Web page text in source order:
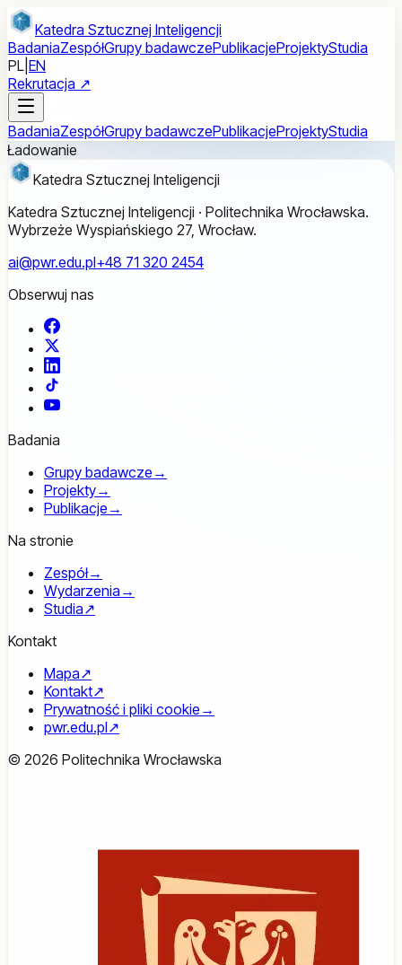
Przejdź do treści głównej
Katedra Sztucznej Inteligencji
BadaniaZespółGrupy badawczePublikacjeProjektyStudia
PL EN
Rekrutacja ↗
BadaniaZespółGrupy badawczePublikacjeProjektyStudia
Ładowanie
Katedra Sztucznej Inteligencji
Katedra Sztucznej Inteligencji · Politechnika Wrocławska.
Wybrzeże Wyspiańskiego 27, Wrocław.
ai@pwr.edu.pl+48 71 320 2454
Obserwuj nas
Facebook
YouTube
Badania
Grupy badawcze →
Projekty→
Publikacje →
Na stronie
Zespół→
Wydarzenia →
Studia↗
Kontakt
Mapa↗
Kontakt↗
Prywatność i pliki cookie →
pwr.edu.pl↗
© 2026 Politechnika Wrocławska